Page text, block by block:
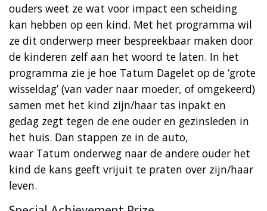
ouders weet ze wat voor impact een scheiding
kan hebben op een kind. Met het programma wil
ze dit onderwerp meer bespreekbaar maken door
de kinderen zelf aan het woord te laten. In het
programma zie je hoe Tatum Dagelet op de ‘grote
wisseldag’ (van vader naar moeder, of omgekeerd)
samen met het kind zijn/haar tas inpakt en
gedag zegt tegen de ene ouder en gezinsleden in
het huis. Dan stappen ze in de auto,
waar Tatum onderweg naar de andere ouder het
kind de kans geeft vrijuit te praten over zijn/haar
leven.